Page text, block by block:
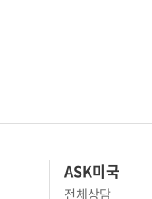
ASK미국
전체상담